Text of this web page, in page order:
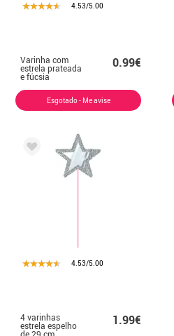
4.53/5.00
Varinha com
estrela prateada
e fúcsia
0.99€
Esgotado - Me avise
4.53/5.00
4 varinhas
estrela espelho 1.99€